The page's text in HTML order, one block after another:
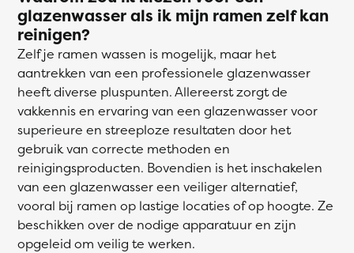
glazenwasser als ik mijn ramen zelf kan
reinigen?
Zelf je ramen wassen is mogelijk, maar het
aantrekken van een professionele glazenwasser
heeft diverse pluspunten. Allereerst zorgt de
vakkennis en ervaring van een glazenwasser voor
superieure en streeploze resultaten door het
gebruik van correcte methoden en
reinigingsproducten. Bovendien is het inschakelen
van een glazenwasser een veiliger alternatief,
vooral bij ramen op lastige locaties of op hoogte. Ze
beschikken over de nodige apparatuur en zijn
opgeleid om veilig te werken.